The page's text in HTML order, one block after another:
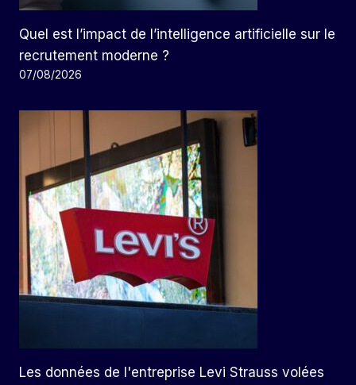
Quel est l’impact de l’intelligence artificielle sur le
recrutement moderne ?
07/08/2026
Les données de l'entreprise Levi Strauss volées